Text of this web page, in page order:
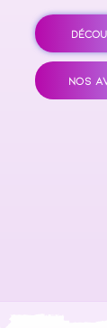
NOS